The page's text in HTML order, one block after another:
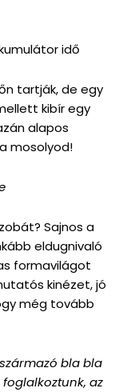
idő
tartják, de egy
kibír egy
alapos
mosolyod!
Sajnos a
eldugnivaló
formavilágot
kinézet, jó
még tovább
bla bla
az